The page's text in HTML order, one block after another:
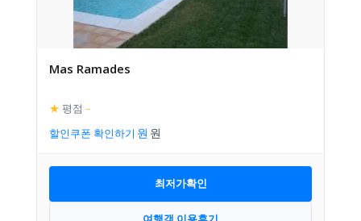
Mas Ramades
★ 평점 –
할인쿠폰 확인하기
최저가확인